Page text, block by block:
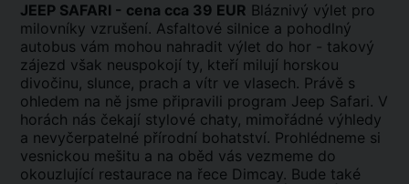
JEEP SAFARI - cena cca 39 EUR Bláznivý výlet pro
milovníky vzrušení. Asfaltové silnice a pohodlný
autobus vám mohou nahradit výlet do hor - takový
zájezd však neuspokojí ty, kteří milují horskou
divočinu, slunce, prach a vítr ve vlasech. Právě s
ohledem na ně jsme připravili program Jeep Safari. V
horách nás čekají stylové chaty, mimořádné výhledy
a nevyčerpatelné přírodní bohatství. Prohlédneme si
vesnickou mešitu a na oběd vás vezmeme do
okouzlující restaurace na řece Dimcay. Bude také